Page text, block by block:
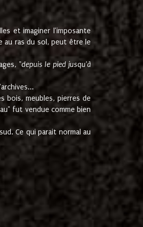
et imaginer l'imposante
au ras du sol, peut être le
"depuis le pied jusqu'à
bois, meubles, pierres de
fut vendue comme bien
Ce qui parait normal au